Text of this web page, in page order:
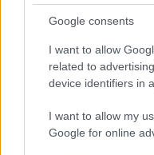
Google consents
I want to allow
related to
device identifiers in
I want to allow my
Google for online
Lavór